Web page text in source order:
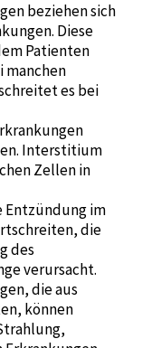
beziehen sich
Diese
Patienten
manchen
es bei
Interstitium
Zellen in
Entzündung im
die
des
verursacht.
die aus
können